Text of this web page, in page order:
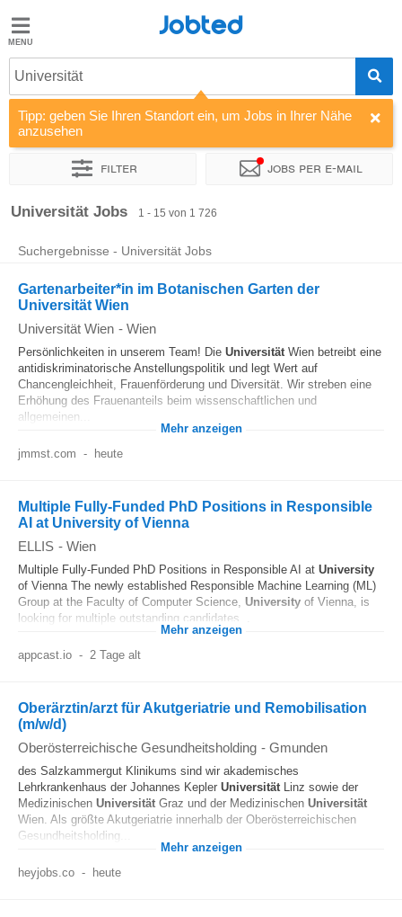
Jobted
Jobs
Gehalt
Jobted
Universität
Tipp: geben Sie Ihren Standort ein, um Jobs in Ihrer Nähe
anzusehen
Filter Jobs per e-mail
Sortieren nach Unternehmen
Universität Jobs 1 - 15 von 1 726
Suchergebnisse - Universität Jobs
Gartenarbeiter*in im Botanischen Garten der
Universität Wien
Universität Wien - Wien
Persönlichkeiten in unserem Team! Die UniversitätWien betreibt eine
antidiskriminatorische Anstellungspolitik und legt Wert auf
Chancengleichheit, Frauenförderung und Diversität. Wir streben eine
Erhöhung des Frauenanteils beim wissenschaftlichen und
allgemeinen...
Mehr anzeigen
jmmst.com - heute
Multiple Fully-Funded PhD Positions in Responsible
AI at University of Vienna
ELLIS - Wien
Multiple Fully-Funded PhD Positions in Responsible AI at University
of Vienna The newly established Responsible Machine Learning (ML)
Group at the Faculty of Computer Science, University of Vienna, is
looking for multiple outstanding candidates...
Mehr anzeigen
appcast.io - 2 Tage alt
Oberärztin/arzt für Akutgeriatrie und Remobilisation
(m/w/d)
Oberösterreichische Gesundheitsholding - Gmunden
des Salzkammergut Klinikums sind wir akademisches
Lehrkrankenhaus der Johannes Kepler UniversitätLinz sowie der
Medizinischen Universität Graz und der Medizinischen Universität
Wien. Als größte Akutgeriatrie innerhalb der Oberösterreichischen
Gesundheitsholding...
Mehr anzeigen
heyjobs.co - heute